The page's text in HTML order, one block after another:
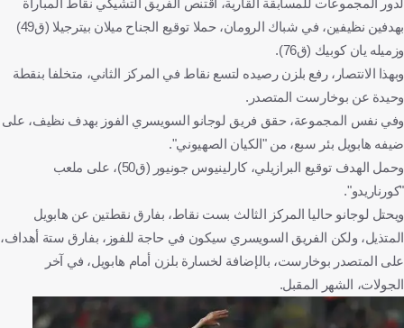
لدور المجموعات للمسابقة القارية، اقتنص الفريق التشيكي نقاط المباراة
بهدفين نظيفين، في شباك الرومان، حملا توقيع الجناح ميلان بيترجيلا (ق49)
وزميله يان كوبيك (ق76).
وبهذا الانتصار، رفع بلزن رصيده لتسع نقاط في المركز الثاني، متخلفا بنقطة
وحيدة عن بوخارست المتصدر.
وفي نفس المجموعة، حقق فريق لوجانو السويسري الفوز بهدف نظيف، على
ضيفه هابويل بئر سبع، من "الكيان الصهيوني".
وحمل الهدف توقيع البرازيلي، كارلينيوس جونيور (ق50)، على ملعب
"كورناريدو".
ويحتل لوجانو حاليا المركز الثالث بست نقاط، بفارق نقطتين عن هابويل
المتذيل، ولكن الفريق السويسري سيكون في حاجة للفوز، بفارق ستة أهداف،
على المتصدر بوخارست، بالإضافة لخسارة بلزن أمام هابويل، في آخر
الجولات، الشهر المقبل.